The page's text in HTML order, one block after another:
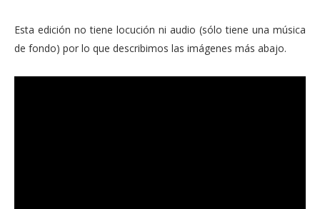
Esta edición no tiene locución ni audio (sólo tiene una música
de fondo) por lo que describimos las imágenes más abajo.